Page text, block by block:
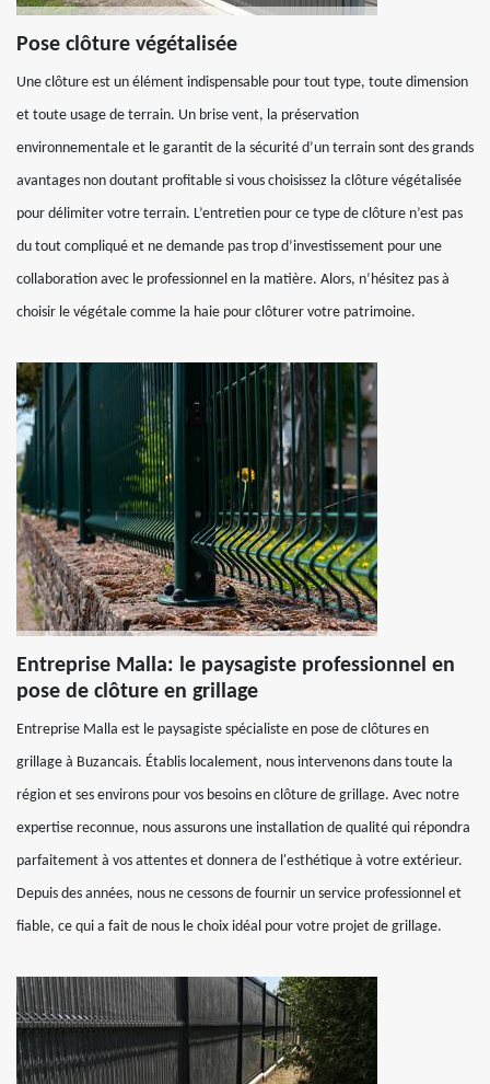
Pose clôture végétalisée
Une clôture est un élément indispensable pour tout type, toute dimension
et toute usage de terrain. Un brise vent, la préservation
environnementale et le garantit de la sécurité d’un terrain sont des grands
avantages non doutant profitable si vous choisissez la clôture végétalisée
pour délimiter votre terrain. L’entretien pour ce type de clôture n’est pas
du tout compliqué et ne demande pas trop d’investissement pour une
collaboration avec le professionnel en la matière. Alors, n’hésitez pas à
choisir le végétale comme la haie pour clôturer votre patrimoine.
Entreprise Malla: le paysagiste professionnel en
pose de clôture en grillage
Entreprise Malla est le paysagiste spécialiste en pose de clôtures en
grillage à Buzancais. Établis localement, nous intervenons dans toute la
région et ses environs pour vos besoins en clôture de grillage. Avec notre
expertise reconnue, nous assurons une installation de qualité qui répondra
parfaitement à vos attentes et donnera de l'esthétique à votre extérieur.
Depuis des années, nous ne cessons de fournir un service professionnel et
fiable, ce qui a fait de nous le choix idéal pour votre projet de grillage.